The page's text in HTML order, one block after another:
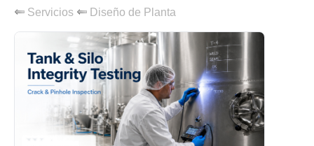
Servicios Diseño de Planta